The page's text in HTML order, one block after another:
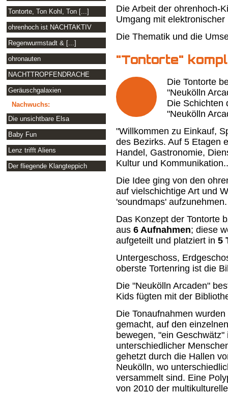
Tontorte, Ton Kohl, Ton [...]
ohrenhoch ist NACHTAKTIV
Regenwurmstadt & [...]
ohronauten
NACHTTROPFENDRACHE
Geräuschgalaxien
Nachwuchs:
Die unsichtbare Elsa
Baby Fun
Lenz trifft Aliens
Der fliegende Klangteppich
Die Arbeit der ohrenhoch-
Umgang mit
Die Thematik und die
"Tontorte"
Die Tontorte
"Neukölln
Die Schichten
"Neukölln
"Willkommen zu Einkauf,
des Bezirks. Auf 5 Etagen
Handel, Gastronomie,
Kultur und
Die Idee ging von den
auf vielschichtige Art und
'soundmaps' aufzunehmen.
Das Konzept der Tontorte
aus 6 Aufnahmen; diese
aufgeteilt und platziert in 5
Untergeschoss,
oberste Tortenring ist die
Die "Neukölln Arcaden"
Kids fügten mit der
Die Tonaufnahmen
gemacht, auf den
bewegen, "ein
unterschiedlicher
gehetzt durch die Hallen
Neukölln, wo
versammelt sind. Eine
von 2010 der